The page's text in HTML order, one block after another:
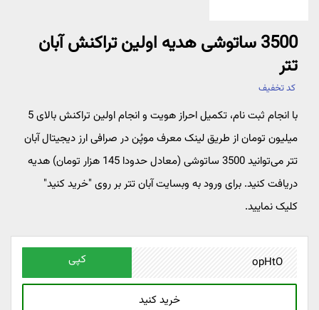
3500 ساتوشی هدیه اولین تراکنش آبان
تتر
کد تخفیف
با انجام ثبت نام، تکمیل احراز هویت و انجام اولین تراکنش بالای 5
میلیون تومان از طریق لینک معرف موپُن در صرافی ارز دیجیتال آبان
تتر می‌توانید 3500 ساتوشی (معادل حدودا 145 هزار تومان) هدیه
دریافت کنید. برای ورود به وبسایت آبان تتر بر روی "خرید کنید"
کلیک نمایید.
کپی
خرید کنید